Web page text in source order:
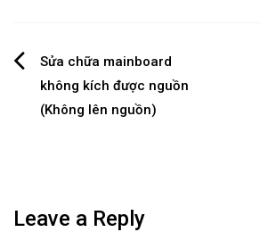
Post
navigation
Sửa chữa mainboard
không kích được nguồn
(Không lên nguồn)
Leave a Reply